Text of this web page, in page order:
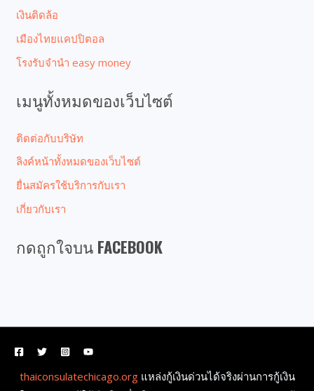
เงินติดล้อ
เมืองไทยแคปปิตอล
โรงรับจํานํา easy money
เมนูทั้งหมดของเว็บไซต์
ติดต่อกับบริษัท
ลิงค์หน้าทั้งหมดของเว็บไซต์
ยื่นสมัครใช้บริการกับเรา
เกี่ยวกับเรา
กดถูกใจบน FACEBOOK
thaiconsulatechicago.orgแหล่งกู้เงินด่วนได้จริงผ่านการกู้เงิน